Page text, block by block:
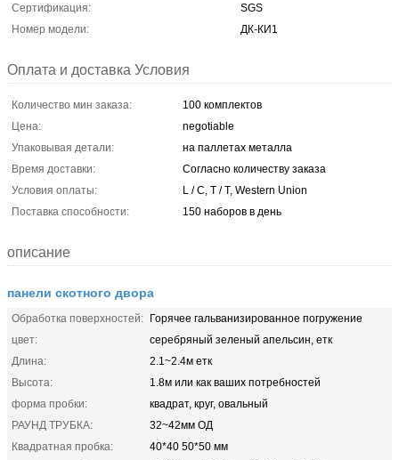
Сертификация:
SGS
Номер модели:
ДК-КИ1
Оплата и доставка Условия
Количество мин заказа:
100 комплектов
Цена:
negotiable
Упаковывая детали:
на паллетах металла
Время доставки:
Согласно количеству заказа
Условия оплаты:
L / C, T / T, Western Union
Поставка способности:
150 наборов в день
описание
панели скотного двора
Обработка поверхностей: Горячее гальванизированное погружение
цвет:
серебряный зеленый апельсин, етк
Длина:
2.1~2.4м етк
Высота:
1.8м или как ваших потребностей
форма пробки:
квадрат, круг, овальный
РАУНД ТРУБКА:
32~42мм ОД
Квадратная пробка:
40*40 50*50 мм